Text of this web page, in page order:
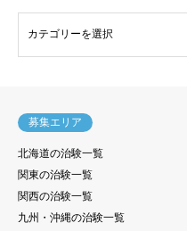
募集エリア
北海道の治験一覧
関東の治験一覧
関西の治験一覧
九州・沖縄の治験一覧